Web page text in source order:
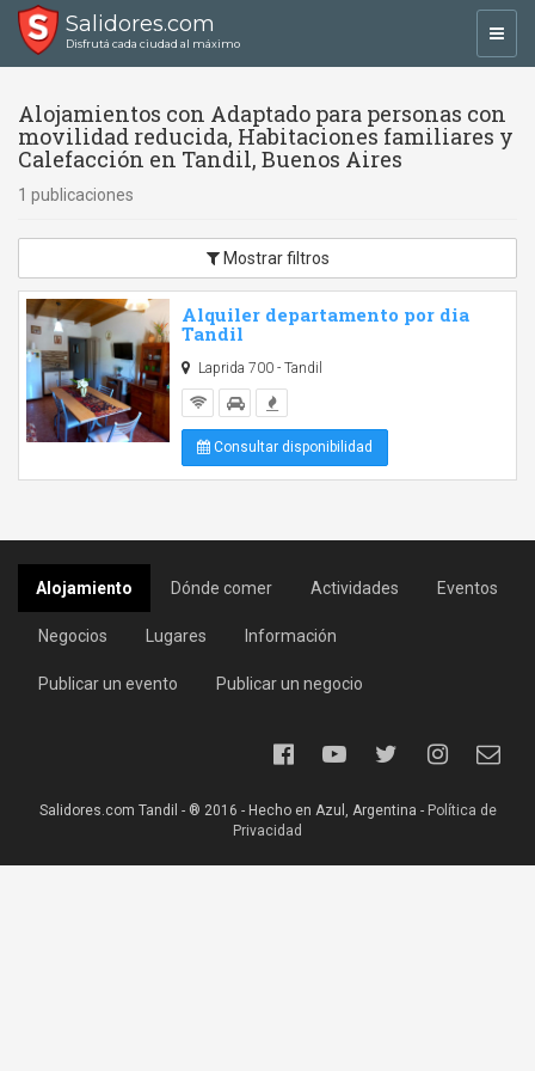
Salidores.com
Disfrutá cada ciudad al máximo
Alojamientos con Adaptado para personas con
movilidad reducida, Habitaciones familiares y
Calefacción en Tandil, Buenos Aires
1 publicaciones
Mostrar filtros
Alquiler departamento por dia
Tandil
Laprida 700 - Tandil
Consultar disponibilidad
Alojamiento Dónde comer Actividades Eventos
Negocios Lugares Información
Publicar un evento Publicar un negocio
Salidores.com Tandil - ® 2016 - Hecho en Azul, Argentina - Política de
Privacidad